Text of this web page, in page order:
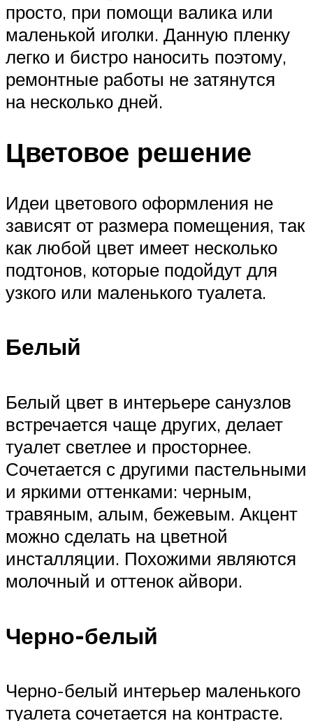
просто, при помощи валика или
маленькой иголки. Данную пленку
легко и бистро наносить поэтому,
ремонтные работы не затянутся
на несколько дней.
Цветовое решение
Идеи цветового оформления не
зависят от размера помещения, так
как любой цвет имеет несколько
подтонов, которые подойдут для
узкого или маленького туалета.
Белый
Белый цвет в интерьере санузлов
встречается чаще других, делает
туалет светлее и просторнее.
Сочетается с другими пастельными
и яркими оттенками: черным,
травяным, алым, бежевым. Акцент
можно сделать на цветной
инсталляции. Похожими являются
молочный и оттенок айвори.
Черно-белый
Черно-белый интерьер маленького
туалета сочетается на контрасте.